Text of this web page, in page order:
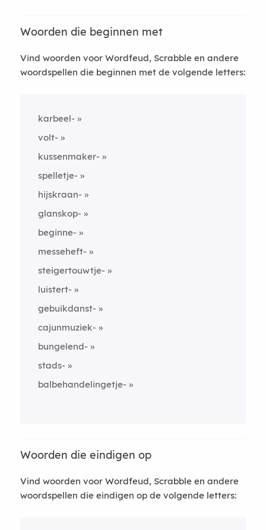
Woorden die beginnen met
Vind woorden voor Wordfeud, Scrabble en andere
woordspellen die beginnen met de volgende letters:
karbeel-
volt-
kussenmaker-
spelletje-
hijskraan-
glanskop-
beginne-
messeheft-
steigertouwtje-
luistert-
gebuikdanst-
cajunmuziek-
bungelend-
stads-
balbehandelingetje-
Woorden die eindigen op
Vind woorden voor Wordfeud, Scrabble en andere
woordspellen die eindigen op de volgende letters: